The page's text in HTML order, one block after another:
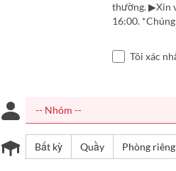
thường. ▶Xin
16:00.
Tôi xác
Bất kỳ Quầy Phòng riêng